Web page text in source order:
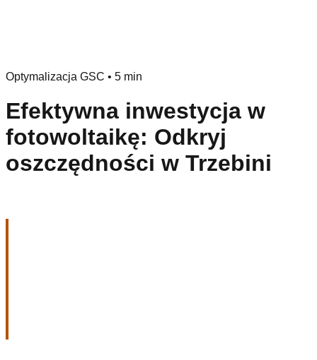
Optymalizacja GSC • 5 min
Efektywna inwestycja w
fotowoltaikę: Odkryj
oszczędności w Trzebini